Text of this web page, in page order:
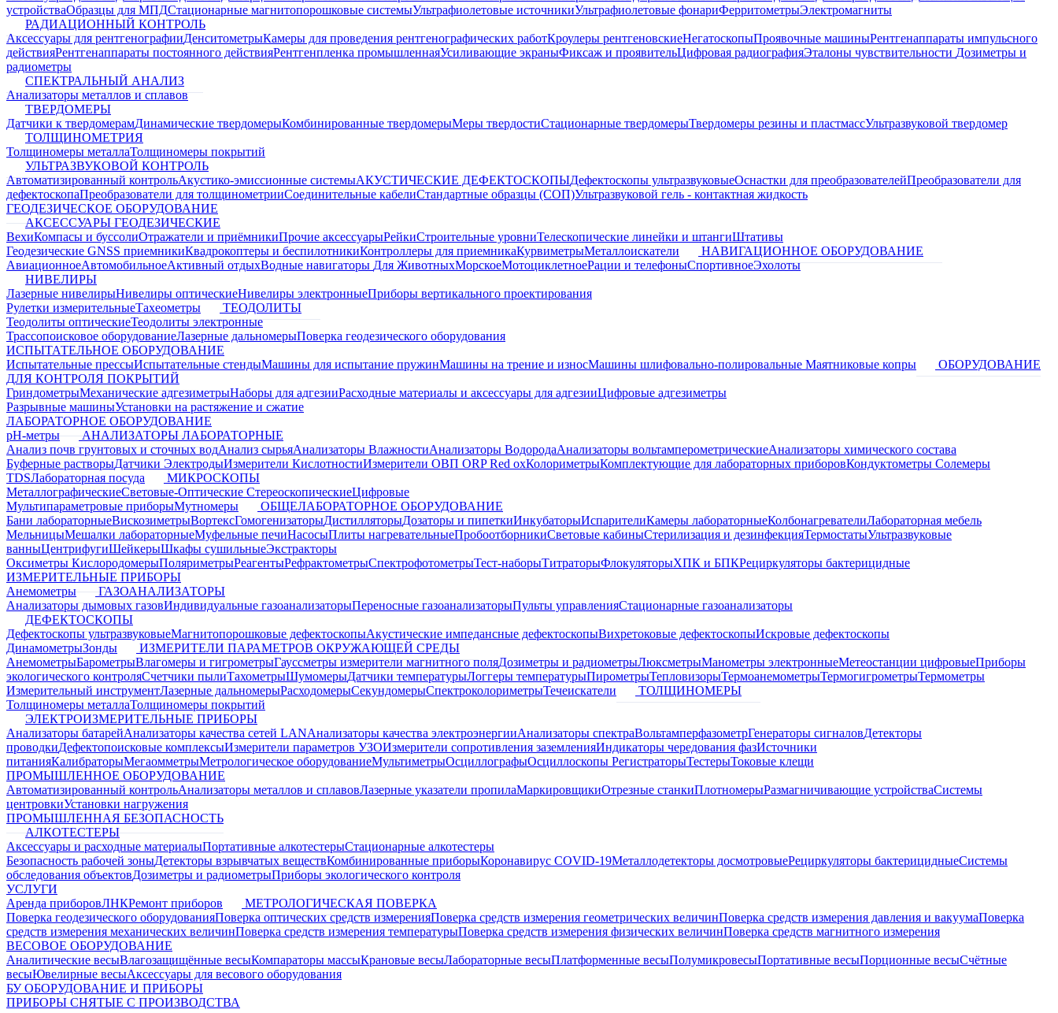
устройстваОбразцы для МПДСтационарные магнитопорошковые системыУльтрафиолетовые источникиУльтрафиолетовые фонариФерритометрыЭлектромагниты
РАДИАЦИОННЫЙ КОНТРОЛЬ
Аксессуары для рентгенографииДенситометрыКамеры для проведения рентгенографических работКроулеры рентгеновскиеНегатоскопыПроявочные машиныРентгенаппараты импульсного
действияРентгенаппараты постоянного действияРентгенпленка промышленнаяУсиливающие экраныФиксаж и проявительЦифровая радиографияЭталоны чувствительности Дозиметры и
радиометры
СПЕКТРАЛЬНЫЙ АНАЛИЗ
Анализаторы металлов и сплавов
ТВЕРДОМЕРЫ
Датчики к твердомерамДинамические твердомерыКомбинированные твердомерыМеры твердостиСтационарные твердомерыТвердомеры резины и пластмассУльтразвуковой твердомер
ТОЛЩИНОМЕТРИЯ
Толщиномеры металлаТолщиномеры покрытий
УЛЬТРАЗВУКОВОЙ КОНТРОЛЬ
Автоматизированный контрольАкустико-эмиссионные системыАКУСТИЧЕСКИЕ ДЕФЕКТОСКОПЫДефектоскопы ультразвуковыеОснастки для преобразователейПреобразователи для
дефектоскопаПреобразователи для толщинометрииСоединительные кабелиСтандартные образцы (СОП)Ультразвуковой гель - контактная жидкость
ГЕОДЕЗИЧЕСКОЕ ОБОРУДОВАНИЕ
АКСЕССУАРЫ ГЕОДЕЗИЧЕСКИЕ
ВехиКомпасы и буссолиОтражатели и приёмникиПрочие аксессуарыРейкиСтроительные уровниТелескопические линейки и штангиШтативы
Геодезические GNSS приемникиКвадрокоптеры и беспилотникиКонтроллеры для приемникаКурвиметрыМеталлоискатели
НАВИГАЦИОННОЕ ОБОРУДОВАНИЕ
АвиационноеАвтомобильноеАктивный отдыхВодные навигаторы Для ЖивотныхМорскоеМотоциклетноеРации и телефоныСпортивноеЭхолоты
НИВЕЛИРЫ
Лазерные нивелирыНивелиры оптическиеНивелиры электронныеПриборы вертикального проектирования
Рулетки измерительныеТахеометры
ТЕОДОЛИТЫ
Теодолиты оптическиеТеодолиты электронные
Трассопоисковое оборудованиеЛазерные дальномерыПоверка геодезического оборудования
ИСПЫТАТЕЛЬНОЕ ОБОРУДОВАНИЕ
Испытательные прессыИспытательные стендыМашины для испытание пружинМашины на трение и износМашины шлифовально-полировальные Маятниковые копры
ОБОРУДОВАНИЕ
ДЛЯ КОНТРОЛЯ ПОКРЫТИЙ
ГриндометрыМеханические адгезиметрыНаборы для адгезииРасходные материалы и аксессуары для адгезииЦифровые адгезиметры
Разрывные машиныУстановки на растяжение и сжатие
ЛАБОРАТОРНОЕ ОБОРУДОВАНИЕ
pH-метры
АНАЛИЗАТОРЫ ЛАБОРАТОРНЫЕ
Анализ почв грунтовых и сточных водАнализ сырьяАнализаторы ВлажностиАнализаторы ВодородаАнализаторы вольтамперометрическиеАнализаторы химического состава
Буферные растворыДатчики ЭлектродыИзмерители КислотностиИзмерители ОВП ORP Red oxКолориметрыКомплектующие для лабораторных приборовКондуктометры Солемеры
TDSЛабораторная посуда
МИКРОСКОПЫ
МеталлографическиеСветовые-ОптическиеСтереоскопическиеЦифровые
Мультипараметровые приборыМутномеры
ОБЩЕЛАБОРАТОРНОЕ ОБОРУДОВАНИЕ
Бани лабораторныеВискозиметрыВортексГомогенизаторыДистилляторыДозаторы и пипеткиИнкубаторыИспарителиКамеры лабораторныеКолбонагревателиЛабораторная мебель
МельницыМешалки лабораторныеМуфельные печиНасосыПлиты нагревательныеПробоотборникиСветовые кабиныСтерилизация и дезинфекцияТермостатыУльтразвуковые
ванныЦентрифугиШейкерыШкафы сушильныеЭкстракторы
Оксиметры КислородомерыПоляриметрыРеагентыРефрактометрыСпектрофотометрыТест-наборыТитраторыФлокуляторыХПК и БПКРециркуляторы бактерицидные
ИЗМЕРИТЕЛЬНЫЕ ПРИБОРЫ
Анемометры
ГАЗОАНАЛИЗАТОРЫ
Анализаторы дымовых газовИндивидуальные газоанализаторыПереносные газоанализаторыПульты управленияСтационарные газоанализаторы
ДЕФЕКТОСКОПЫ
Дефектоскопы ультразвуковыеМагнитопорошковые дефектоскопыАкустические импедансные дефектоскопыВихретоковые дефектоскопыИскровые дефектоскопы
ДинамометрыЗонды
ИЗМЕРИТЕЛИ ПАРАМЕТРОВ ОКРУЖАЮЩЕЙ СРЕДЫ
АнемометрыБарометрыВлагомеры и гигрометрыГауссметры измерители магнитного поляДозиметры и радиометрыЛюксметрыМанометры электронныеМетеостанции цифровыеПриборы
экологического контроляСчетчики пылиТахометрыШумомерыДатчики температурыЛоггеры температурыПирометрыТепловизорыТермоанемометрыТермогигрометрыТермометры
Измерительный инструментЛазерные дальномерыРасходомерыСекундомерыСпектроколориметрыТечеискатели
ТОЛЩИНОМЕРЫ
Толщиномеры металлаТолщиномеры покрытий
ЭЛЕКТРОИЗМЕРИТЕЛЬНЫЕ ПРИБОРЫ
Анализаторы батарейАнализаторы качества сетей LANАнализаторы качества электроэнергииАнализаторы спектраВольтамперфазометрГенераторы сигналовДетекторы
проводкиДефектопоисковые комплексыИзмерители параметров УЗОИзмерители сопротивления заземленияИндикаторы чередования фазИсточники
питанияКалибраторыМегаомметрыМетрологическое оборудованиеМультиметрыОсциллографыОсциллоскопы РегистраторыТестерыТоковые клещи
ПРОМЫШЛЕННОЕ ОБОРУДОВАНИЕ
Автоматизированный контрольАнализаторы металлов и сплавовЛазерные указатели пропилаМаркировщикиОтрезные станкиПлотномерыРазмагничивающие устройстваСистемы
центровкиУстановки нагружения
ПРОМЫШЛЕННАЯ БЕЗОПАСНОСТЬ
АЛКОТЕСТЕРЫ
Аксессуары и расходные материалыПортативные алкотестерыСтационарные алкотестеры
Безопасность рабочей зоныДетекторы взрывчатых веществКомбинированные приборыКоронавирус COVID-19Металлодетекторы досмотровыеРециркуляторы бактерицидныеСистемы
обследования объектовДозиметры и радиометрыПриборы экологического контроля
УСЛУГИ
Аренда приборовЛНКРемонт приборов
МЕТРОЛОГИЧЕСКАЯ ПОВЕРКА
Поверка геодезического оборудованияПоверка оптических средств измеренияПоверка средств измерения геометрических величинПоверка средств измерения давления и вакуумаПоверка
средств измерения механических величинПоверка средств измерения температурыПоверка средств измерения физических величинПоверка средств магнитного измерения
ВЕСОВОЕ ОБОРУДОВАНИЕ
Аналитические весыВлагозащищённые весыКомпараторы массыКрановые весыЛабораторные весыПлатформенные весыПолумикровесыПортативные весыПорционные весыСчётные
весыЮвелирные весыАксессуары для весового оборудования
БУ ОБОРУДОВАНИЕ И ПРИБОРЫ
ПРИБОРЫ СНЯТЫЕ С ПРОИЗВОДСТВА